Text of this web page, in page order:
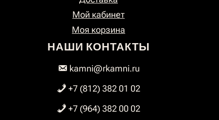
Мой кабинет
Моя корзина
НАШИ КОНТАКТЫ
kamni@rkamni.ru
+7 (812) 382 01 02
+7 (964) 382 00 02